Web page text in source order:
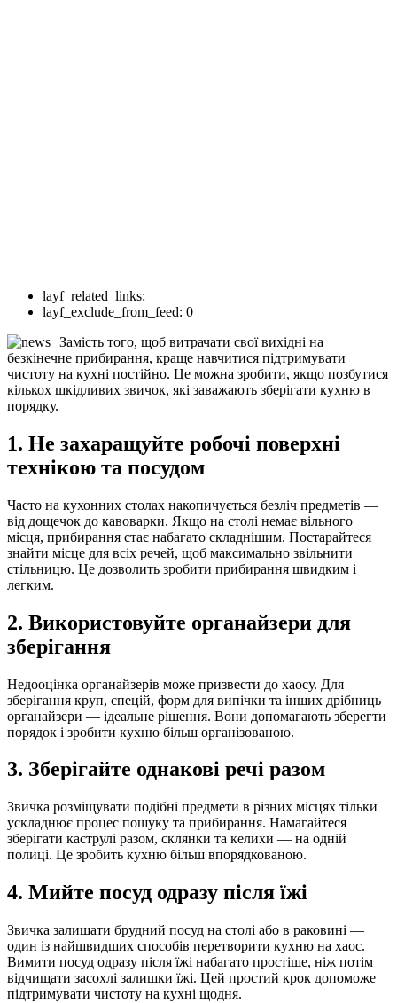
layf_related_links:
layf_exclude_from_feed: 0
Замість того, щоб витрачати свої вихідні на
безкінечне прибирання, краще навчитися підтримувати
чистоту на кухні постійно. Це можна зробити, якщо позбутися
кількох шкідливих звичок, які заважають зберігати кухню в
порядку.
1. Не захаращуйте робочі поверхні
технікою та посудом
Часто на кухонних столах накопичується безліч предметів —
від дощечок до кавоварки. Якщо на столі немає вільного
місця, прибирання стає набагато складнішим. Постарайтеся
знайти місце для всіх речей, щоб максимально звільнити
стільницю. Це дозволить зробити прибирання швидким і
легким.
2. Використовуйте органайзери для
зберігання
Недооцінка органайзерів може призвести до хаосу. Для
зберігання круп, спецій, форм для випічки та інших дрібниць
органайзери — ідеальне рішення. Вони допомагають зберегти
порядок і зробити кухню більш організованою.
3. Зберігайте однакові речі разом
Звичка розміщувати подібні предмети в різних місцях тільки
ускладнює процес пошуку та прибирання. Намагайтеся
зберігати каструлі разом, склянки та келихи — на одній
полиці. Це зробить кухню більш впорядкованою.
4. Мийте посуд одразу після їжі
Звичка залишати брудний посуд на столі або в раковині —
один із найшвидших способів перетворити кухню на хаос.
Вимити посуд одразу після їжі набагато простіше, ніж потім
відчищати засохлі залишки їжі. Цей простий крок допоможе
підтримувати чистоту на кухні щодня.